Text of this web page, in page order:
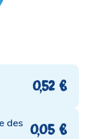
0,52 €
des 0,05 €